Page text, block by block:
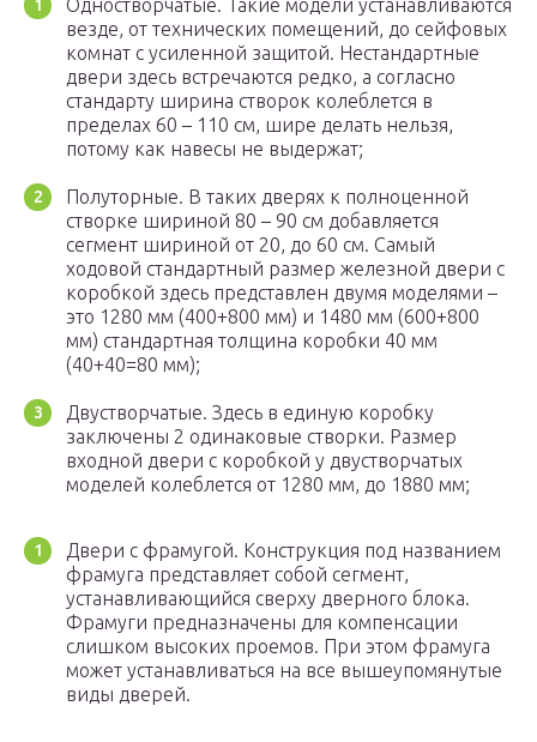
Одностворчатые. Такие модели устанавливаются
везде, от технических помещений, до сейфовых
комнат с усиленной защитой. Нестандартные
двери здесь встречаются редко, а согласно
стандарту ширина створок колеблется в
пределах 60 – 110 см, шире делать нельзя,
потому как навесы не выдержат;
Полуторные. В таких дверях к полноценной
створке шириной 80 – 90 см добавляется
сегмент шириной от 20, до 60 см. Самый
ходовой стандартный размер железной двери с
коробкой здесь представлен двумя моделями –
это 1280 мм (400+800 мм) и 1480 мм (600+800
мм) стандартная толщина коробки 40 мм
(40+40=80 мм);
Двустворчатые. Здесь в единую коробку
заключены 2 одинаковые створки. Размер
входной двери с коробкой у двустворчатых
моделей колеблется от 1280 мм, до 1880 мм;
Двери с фрамугой. Конструкция под названием
фрамуга представляет собой сегмент,
устанавливающийся сверху дверного блока.
Фрамуги предназначены для компенсации
слишком высоких проемов. При этом фрамуга
может устанавливаться на все вышеупомянутые
виды дверей.